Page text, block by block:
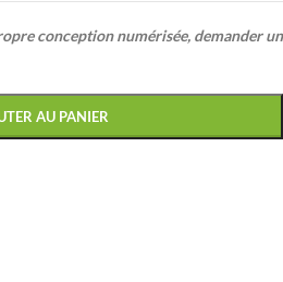
conception numérisée, demander un
AU PANIER